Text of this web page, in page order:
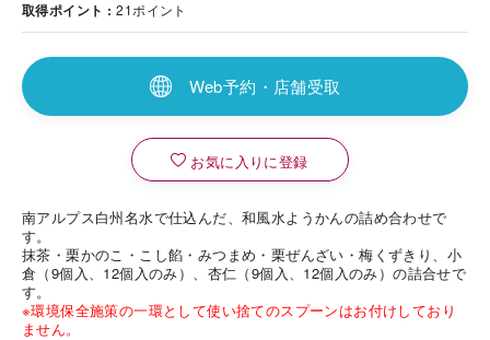
取得ポイント
21ポイント
Web予約・店舗受取
お気に入りに登録
南アルプス白州名水で仕込んだ、和風水ようかんの詰め合わせで
す。
抹茶・栗かのこ・こし餡・みつまめ・栗ぜんざい・梅くずきり、小
倉（9個入、12個入のみ）、杏仁（9個入、12個入のみ）の詰合せで
す。
※環境保全施策の一環として使い捨てのスプーンはお付けしており
ません。